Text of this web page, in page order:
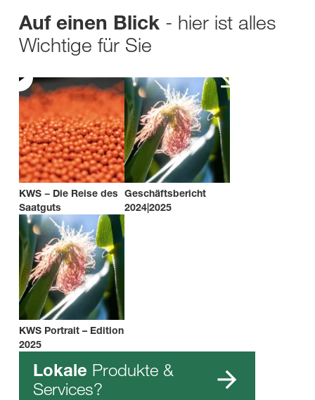
Auf einen Blick - hier ist alles
Wichtige für Sie
KWS − Die Reise des
Saatguts
Geschäftsbericht
2024|2025
KWS Portrait – Edition
2025
Lokale Produkte &
Services?